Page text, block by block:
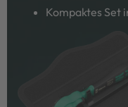
Kompaktes Set